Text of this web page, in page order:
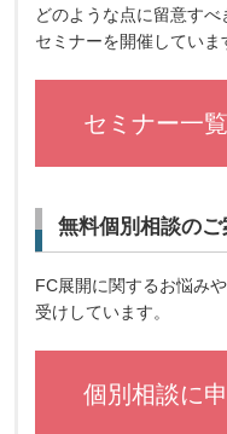
どのような点に留意す
セミナーを開催していま
セミナー一
無料個別相談のご
FC展開に関するお悩み
受けしています。
個別相談に